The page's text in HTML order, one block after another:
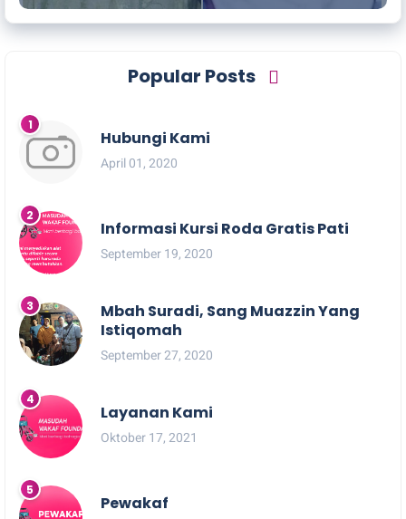
Popular Posts
Hubungi Kami
April 01, 2020
Informasi Kursi Roda Gratis Pati
September 19, 2020
Mbah Suradi, Sang Muazzin Yang
Istiqomah
September 27, 2020
Layanan Kami
Oktober 17, 2021
Pewakaf